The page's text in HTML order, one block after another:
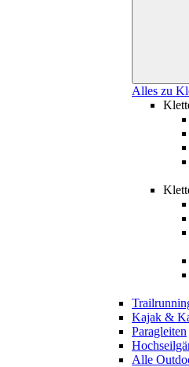
Alles zu
Kajak &
Paragleiten
Alle